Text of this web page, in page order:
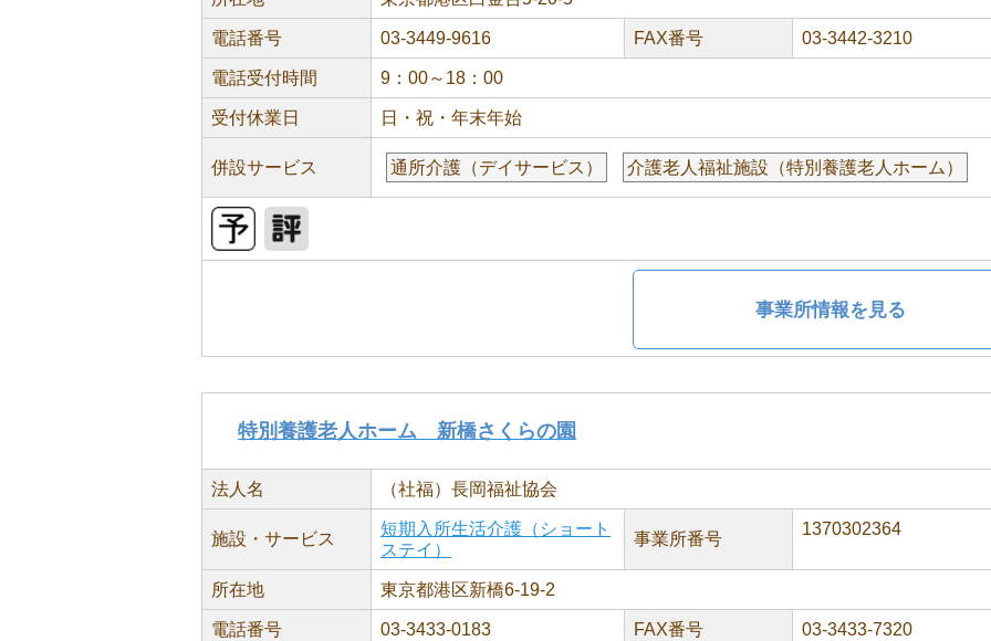
電話番号 03-3449-9616 FAX番号 03-3442-3210
電話受付時間 9：00～18：00
受付休業日 日・祝・年末年始
併設サービス 通所介護（デイサービス） 介護老人福祉施設（特別養護老人ホーム）
事業所情報を見る
特別養護老人ホーム 新橋さくらの園
法人名 （社福）長岡福祉協会
施設・サービス
短期入所生活介護（ショート
ステイ）
事業所番号
1370302364
所在地 東京都港区新橋6-19-2
電話番号 03-3433-0183 FAX番号 03-3433-7320